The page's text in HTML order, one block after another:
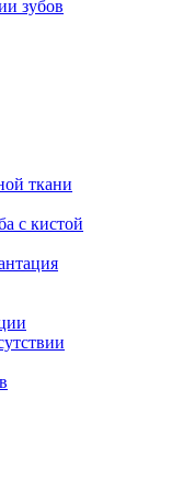
зубов
ткани
с кистой